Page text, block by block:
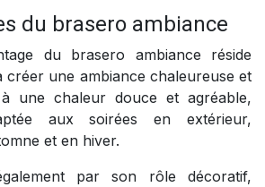
du brasero ambiance
du brasero ambiance réside
créer une ambiance chaleureuse et
une chaleur douce et agréable,
aux soirées en extérieur,
et en hiver.
par son rôle décoratif,